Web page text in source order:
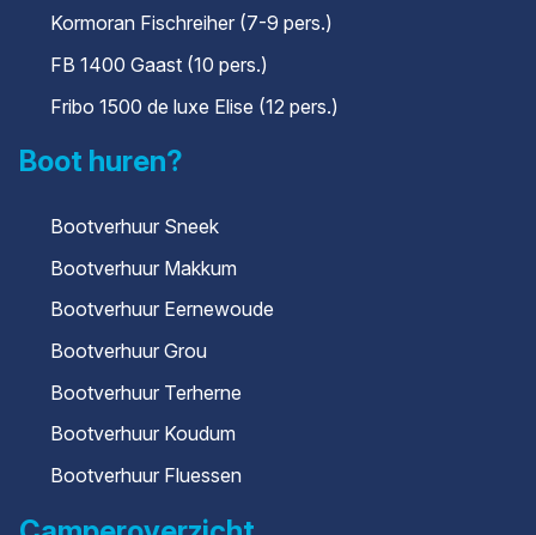
Kormoran Fischreiher (7-9 pers.)
FB 1400 Gaast (10 pers.)
Fribo 1500 de luxe Elise (12 pers.)
Boot huren?
Bootverhuur Sneek
Bootverhuur Makkum
Bootverhuur Eernewoude
Bootverhuur Grou
Bootverhuur Terherne
Bootverhuur Koudum
Bootverhuur Fluessen